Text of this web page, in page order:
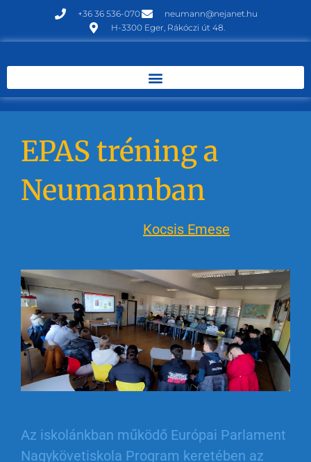
+36 36 536-070
neumann@nejanet.hu
H-3300 Eger, Rákóczi út 48.
EPAS tréning a
Neumannban
Kocsis Emese
Az iskolánkban működő Európai Parlament
Nagykövetiskola Program keretében az